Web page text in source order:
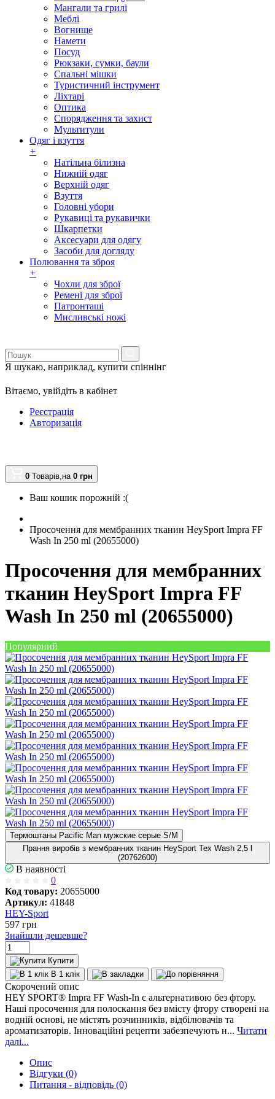
Мангали та грилі
Меблі
Вогнище
Намети
Посуд
Рюкзаки, сумки, баули
Спальні мішки
Туристичний інструмент
Ліхтарі
Оптика
Спорядження та захист
Мультитули
Одяг і взуття
+
Натільна білизна
Нижній одяг
Верхній одяг
Взуття
Головні убори
Рукавиці та рукавички
Шкарпетки
Аксесуари для одягу
Засоби для догляду
Полювання та зброя
+
Чохли для зброї
Ремені для зброї
Патронташі
Мисливські ножі
Я шукаю, наприклад, купити спіннінг
Вітаємо, увійдіть в кабінет
Реєстрація
Авторизація
0 Товарів,на 0 грн
Ваш кошик порожній :(
Просочення для мембранних тканин HeySport Impra FF
Wash In 250 ml (20655000)
Просочення для мембранних
тканин HeySport Impra FF
Wash In 250 ml (20655000)
Популярний
Термоштаны Pacific Man мужские серые S/M
Прання виробів з мембранних тканин HeySport Tex Wash 2,5 l
(20762600)
В наявності
0
Код товару: 20655000
Артикул: 41848
HEY-Sport
597 грн
Знайшли дешевше?
Купити
В 1 клік
Скорочений опис
HEY SPORT® Impra FF Wash-In є альтернативою без фтору.
Наші просочення для полоскання без вмісту фтору створені на
водній основі, не містять розчинників, відбілювачів та
ароматизаторів. Інноваційні рецепти забезпечують н... Читати
далі...
Опис
Відгуки (0)
Питання - відповідь (0)